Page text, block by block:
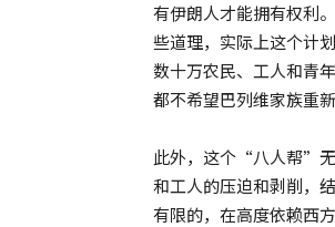
有伊朗人才能拥有权利
些道理，实际上这个计
数十万农民、工人和青
都不希望巴列维家族重新
此外，这个“八人帮”无
和工人的压迫和剥削，
有限的，在高度依赖西